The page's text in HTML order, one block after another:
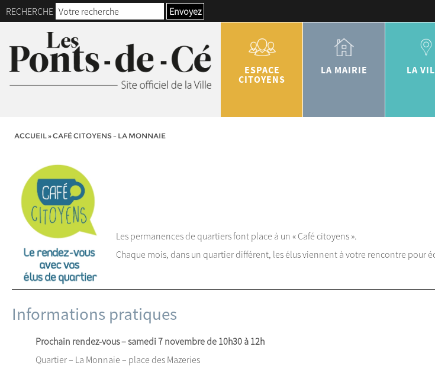
RECHERCHE Envoyez
ESPACE
CITOYENS
LA MAIRIE LA
ACCUEIL»CAFÉ CITOYENS – LA MONNAIE
Les permanences de quartiers font place à un « Café citoyens ».
Chaque mois, dans un quartier différent, les élus viennent à votre rencontre pour
Informations pratiques
Prochain rendez-vous – samedi 7 novembre de 10h30 à 12h
Quartier – La Monnaie – place des Mazeries